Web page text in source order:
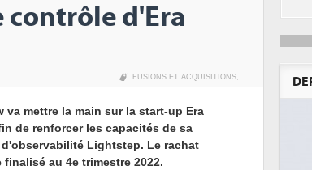
contrôle d'Era
FUSIONS ET ACQUISITIONS,
va mettre la main sur la start-up Era
de renforcer les capacités de sa
Lightstep. Le rachat
finalisé au 4e trimestre 2022.